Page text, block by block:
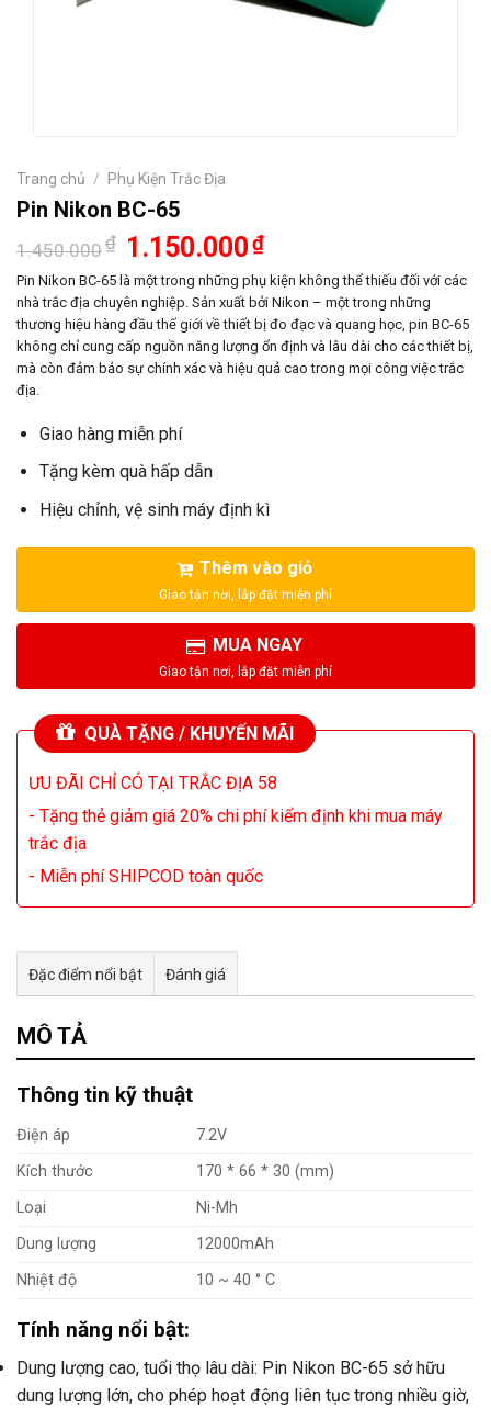
Trang chủ / Phụ Kiện Trắc Địa
Pin Nikon BC-65
1.450.000₫ Giá
gốc
là:
1.450.000₫.
1.150.000₫Giá
tại
là:
1.150.000₫.
Pin Nikon BC-65 là một trong những phụ kiện không thể thiếu đối với các
nhà trắc địa chuyên nghiệp. Sản xuất bởi Nikon – một trong những
thương hiệu hàng đầu thế giới về thiết bị đo đạc và quang học, pin BC-65
không chỉ cung cấp nguồn năng lượng ổn định và lâu dài cho các thiết bị,
mà còn đảm bảo sự chính xác và hiệu quả cao trong mọi công việc trắc
địa.
Giao hàng miễn phí
Tặng kèm quà hấp dẫn
Hiệu chỉnh, vệ sinh máy định kì
Thêm vào giỏ
MUA NGAY
QUÀ TẶNG / KHUYẾN MÃI
ƯU ĐÃI CHỈ CÓ TẠI TRẮC ĐỊA 58
- Tặng thẻ giảm giá 20% chi phí kiểm định khi mua máy
trắc địa
- Miễn phí SHIPCOD toàn quốc
Đặc điểm nổi bật Đánh giá
Tư vấn & bán hàng qua Facebook
MÔ TẢ
Thông tin kỹ thuật
Điện áp
7.2V
Kích thước
170 * 66 * 30 (mm)
Loại
Ni-Mh
Dung lượng
12000mAh
Nhiệt độ
10 ~ 40 ° C
Tính năng nổi bật:
Dung lượng cao, tuổi thọ lâu dài: Pin Nikon BC-65 sở hữu
dung lượng lớn, cho phép hoạt động liên tục trong nhiều giờ,